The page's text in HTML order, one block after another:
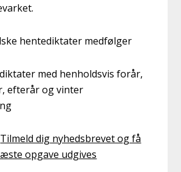
hentediktater medfølger
med henholdsvis forår,
efterår og vinter
Tilmeld dig nyhedsbrevet og få
opgave udgives